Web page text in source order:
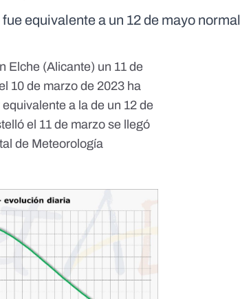
equivalente a un 12 de mayo normal
Elche (Alicante) un 11 de
10 de marzo de 2023 ha
a la de un 12 de
el 11 de marzo se llegó
de Meteorología